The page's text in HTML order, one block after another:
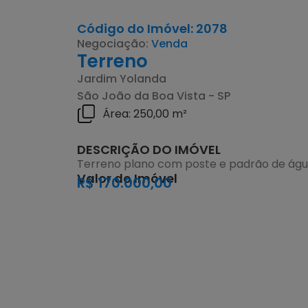
Código do Imóvel: 2078
Negociação: Venda
Terreno
Jardim Yolanda
São João da Boa Vista - SP
Área: 250,00 m²
DESCRIÇÃO DO IMÓVEL
Terreno plano com poste e padrão de
Valor do Imóvel
R$ 170.000,00